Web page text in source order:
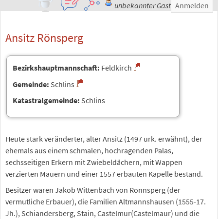
unbekannter Gast Anmelden
Ansitz Rönsperg
Bezirkshauptmannschaft: Feldkirch
Gemeinde: Schlins
Katastralgemeinde: Schlins
Heute stark veränderter, alter Ansitz (1497 urk. erwähnt), der
ehemals aus einem schmalen, hochragenden Palas,
sechsseitigen Erkern mit Zwiebeldächern, mit Wappen
verzierten Mauern und einer 1557 erbauten Kapelle bestand.
Besitzer waren Jakob Wittenbach von Ronnsperg (der
vermutliche Erbauer), die Familien Altmannshausen (1555-17.
Jh.), Schiandersberg, Stain, Castelmur(Castelmaur) und die